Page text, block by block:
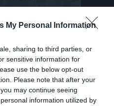
My Personal Information
sharing to third parties, or
sensitive information for
use the below opt-out
Please note that after your
may continue seeing
information utilized by